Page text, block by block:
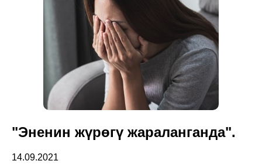
"Эненин жүрөгү жараланганда".
14.09.2021